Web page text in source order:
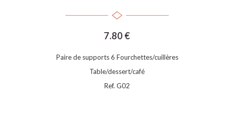
7.80 €
Paire de supports 6 Fourchettes/cuillères
Table/dessert/café
Ref. G02